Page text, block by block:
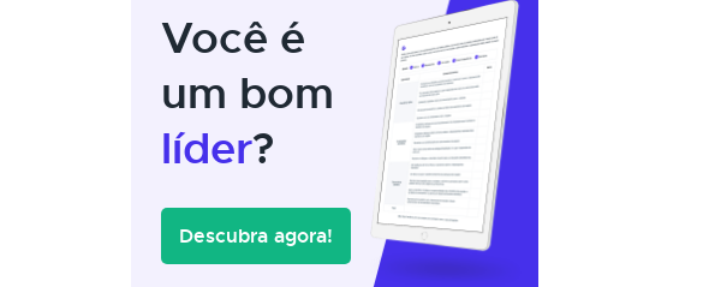
Você é
um bom
líder?
Descubra agora!